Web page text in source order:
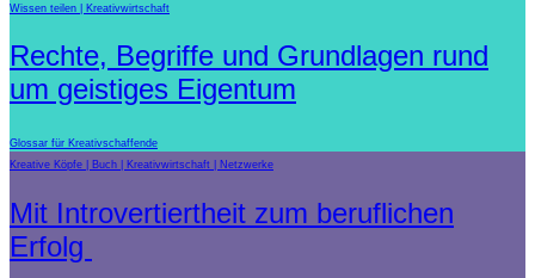
Wissen teilen
Kreativwirtschaft
Rechte, Begriffe und Grundlagen rund
um geistiges Eigentum
Glossar für Kreativschaffende
Kreative Köpfe
Buch Kreativwirtschaft Netzwerke
Mit Introvertiertheit zum beruflichen
Erfolg